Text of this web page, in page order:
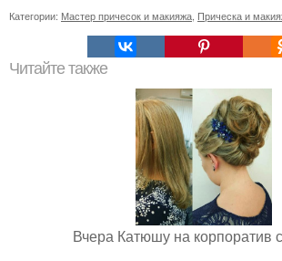
Категории: Мастер причесок и макияжа Прическа и
Читайте также
Вчера Катюшу на корпоратив